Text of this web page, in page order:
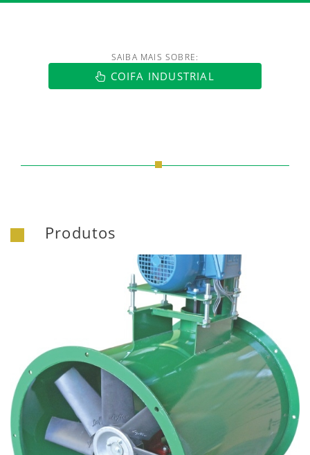
https://www.luftmaxi.com.br/
SAIBA MAIS SOBRE:
COIFA INDUSTRIAL
Produtos